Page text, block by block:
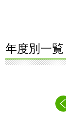
年度別一覧